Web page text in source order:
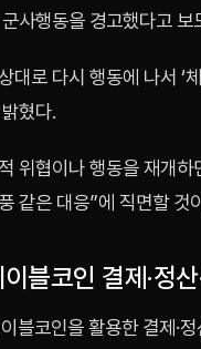
사행동을 경고했다고 보
대로 다시 행동에 나서 ‘
혔다.
위협이나 행동을 재개
같은 대응”에 직면할 것
블코인 결제·정
블코인을 활용한 결제·